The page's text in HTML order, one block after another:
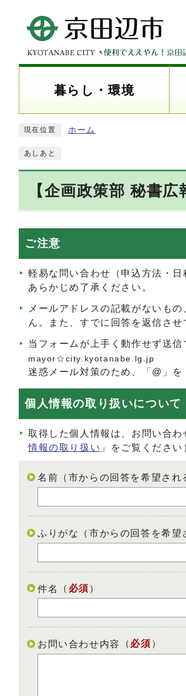
暮らし・環境
現在位置 ホーム
あしあと
【企画政策部 秘書
ご注意
軽易な問い合わせ（申込方法・
あらかじめ了承ください。
メールアドレスの記載がないも
ん。また、すでに回答を返信さ
当フォームが上手く動作せず送
mayor☆city.kyotanabe.lg.jp
迷惑メール対策のため、「@」
個人情報の取り扱いについて
取得した個人情報は、お問い合
情報の取り扱い 」をご覧ください
名前（市からの回答を希望され
ふりがな（市からの回答を希望
件名 （ 必須 ）
お問い合わせ内容 （ 必須 ）